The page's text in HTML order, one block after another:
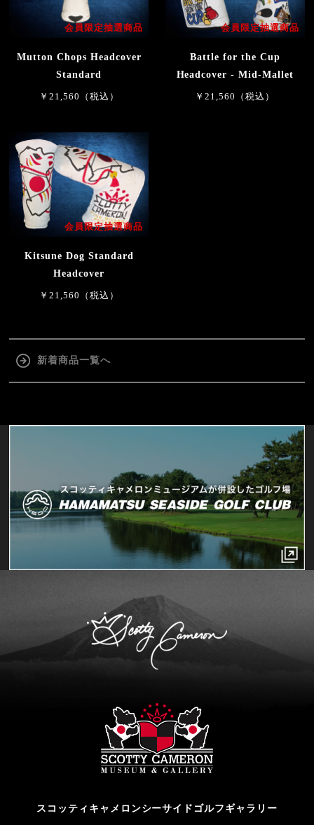
会員限定抽選商品
Mutton Chops Headcover
Standard
￥21,560（税込）
会員限定抽選商品
Battle for the Cup
Headcover - Mid-Mallet
￥21,560（税込）
会員限定抽選商品
Kitsune Dog Standard
Headcover
￥21,560（税込）
新着商品一覧へ
スコッティキャメロンシーサイドゴルフギャラリー